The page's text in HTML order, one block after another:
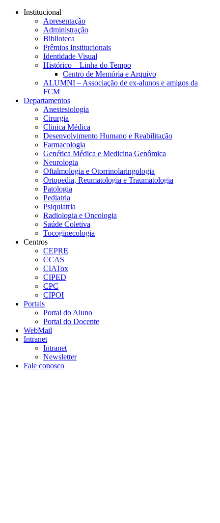
Conteúdo principal
Institucional
Apresentação
Administração
Biblioteca
Prêmios Institucionais
Identidade Visual
Histórico – Linha do Tempo
Centro de Memória e Arquivo
ALUMNI – Associação de ex-alunos e amigos da
FCM
Departamentos
Anestesiologia
Cirurgia
Clínica Médica
Desenvolvimento Humano e Reabilitação
Farmacologia
Genética Médica e Medicina Genômica
Neurologia
Oftalmologia e Otorrinolaringologia
Ortopedia, Reumatologia e Traumatologia
Patologia
Pediatria
Psiquiatria
Radiologia e Oncologia
Saúde Coletiva
Tocoginecologia
Centros
CEPRE
CCAS
CIATox
CIPED
CPC
CIPOI
Portais
Portal do Aluno
Portal do Docente
WebMail
Intranet
Intranet
Newsletter
Fale conosco